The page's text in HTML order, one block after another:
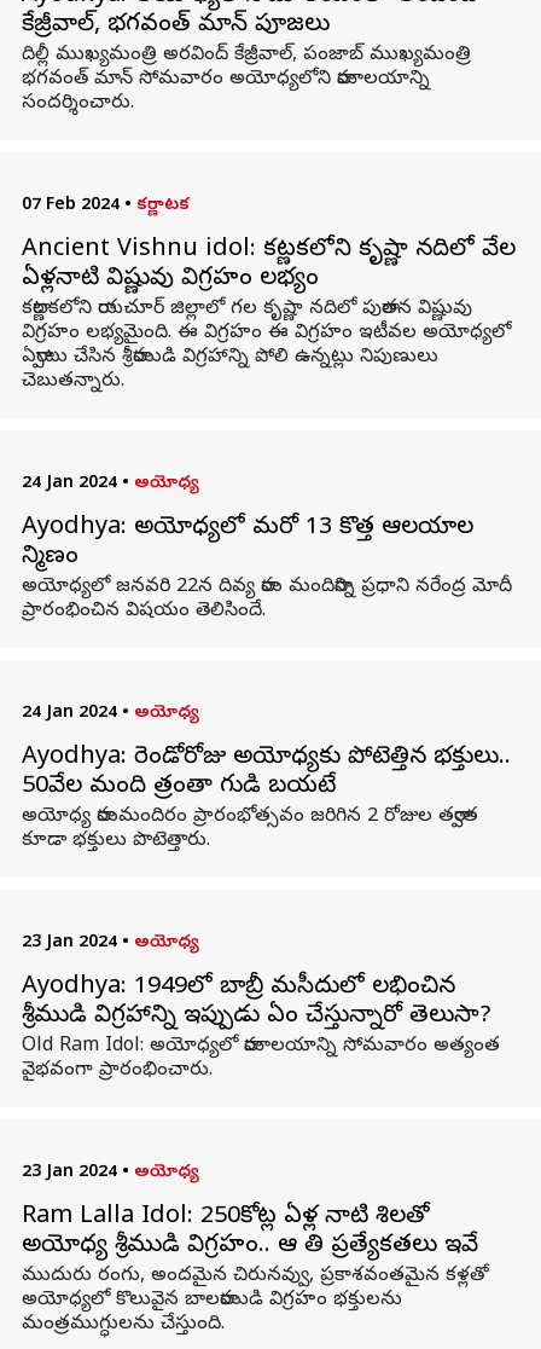
కేజ్రీవాల్, భగవంత్ మాన్ పూజలు
దిల్లీ ముఖ్యమంత్రి అరవింద్ కేజ్రీవాల్, పంజాబ్ ముఖ్యమంత్రి
భగవంత్ మాన్ సోమవారం అయోధ్యలోని రామాలయాన్ని
సందర్శించారు.
07 Feb 2024 • కర్ణాటక
Ancient Vishnu idol: కర్ణాటకలోని కృష్ణా నదిలో వేల
ఏళ్లనాటి విష్ణువు విగ్రహం లభ్యం
కర్ణాటకలోని రాయచూర్ జిల్లాలో గల కృష్ణా నదిలో పురాతన విష్ణువు
విగ్రహం లభ్యమైంది. ఈ విగ్రహం ఈ విగ్రహం ఇటీవల అయోధ్యలో
ఏర్పాటు చేసిన శ్రీరాముడి విగ్రహాన్ని పోలి ఉన్నట్లు నిపుణులు
చెబుతన్నారు.
24 Jan 2024 • అయోధ్య
Ayodhya: అయోధ్యలో మరో 13 కొత్త ఆలయాల
నిర్మాణం
అయోధ్యలో జనవరి 22న దివ్య రామ మందిరాన్ని ప్రధాని నరేంద్ర మోదీ
ప్రారంభించిన విషయం తెలిసిందే.
24 Jan 2024 • అయోధ్య
Ayodhya: రెండోరోజు అయోధ్యకు పోటెత్తిన భక్తులు..
50వేల మంది రాత్రంతా గుడి బయటే
అయోధ్య రామమందిరం ప్రారంభోత్సవం జరిగిన 2 రోజుల తర్వాత
కూడా భక్తులు పొటెత్తారు.
23 Jan 2024 • అయోధ్య
Ayodhya: 1949లో బాబ్రీ మసీదులో లభించిన
శ్రీరాముడి విగ్రహాన్ని ఇప్పుడు ఏం చేస్తున్నారో తెలుసా?
Old Ram Idol: అయోధ్యలో రామాలయాన్ని సోమవారం అత్యంత
వైభవంగా ప్రారంభించారు.
23 Jan 2024 • అయోధ్య
Ram Lalla Idol: 250కోట్ల ఏళ్ల నాటి శిలతో
అయోధ్య శ్రీరాముడి విగ్రహం.. ఆ రాతి ప్రత్యేకతలు ఇవే
ముదురు రంగు, అందమైన చిరునవ్వు, ప్రకాశవంతమైన కళ్లతో
అయోధ్యలో కొలువైన బాలరాముడి విగ్రహం భక్తులను
మంత్రముగ్ధులను చేస్తుంది.